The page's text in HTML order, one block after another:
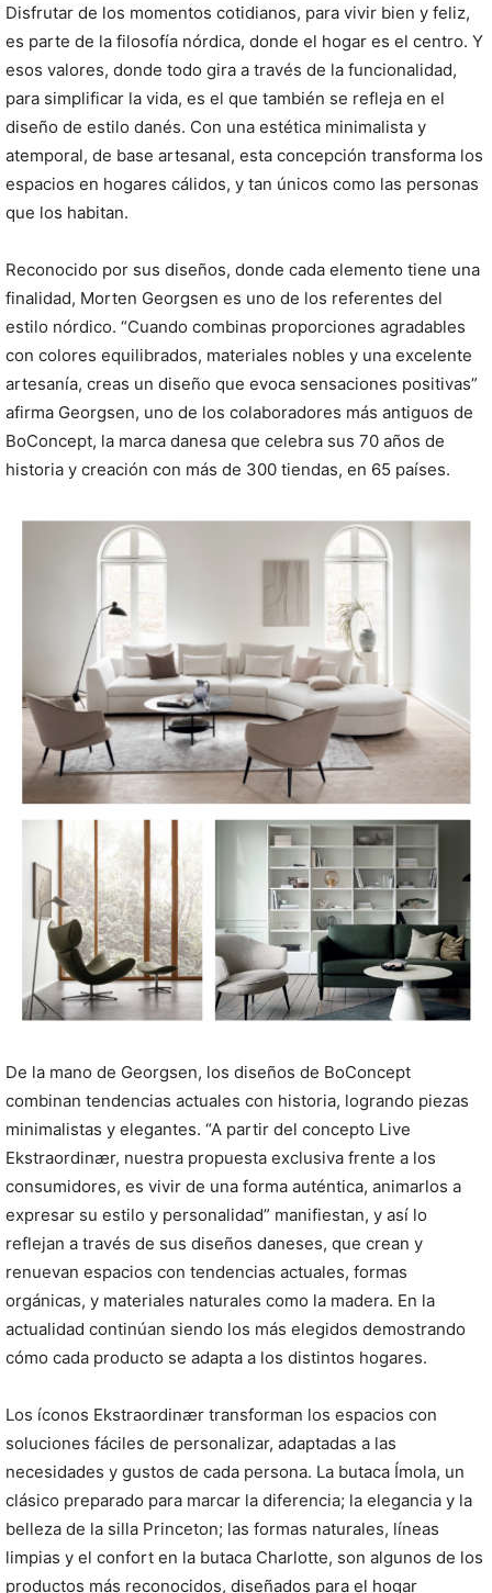
Disfrutar de los momentos cotidianos, para vivir bien y feliz,
es parte de la filosofía nórdica, donde el hogar es el centro. Y
esos valores, donde todo gira a través de la funcionalidad,
para simplificar la vida, es el que también se refleja en el
diseño de estilo danés. Con una estética minimalista y
atemporal, de base artesanal, esta concepción transforma los
espacios en hogares cálidos, y tan únicos como las personas
que los habitan.
Reconocido por sus diseños, donde cada elemento tiene una
finalidad, Morten Georgsen es uno de los referentes del
estilo nórdico. “Cuando combinas proporciones agradables
con colores equilibrados, materiales nobles y una excelente
artesanía, creas un diseño que evoca sensaciones positivas”
afirma Georgsen, uno de los colaboradores más antiguos de
BoConcept, la marca danesa que celebra sus 70 años de
historia y creación con más de 300 tiendas, en 65 países.
De la mano de Georgsen, los diseños de BoConcept
combinan tendencias actuales con historia, logrando piezas
minimalistas y elegantes. “A partir del concepto Live
Ekstraordinær, nuestra propuesta exclusiva frente a los
consumidores, es vivir de una forma auténtica, animarlos a
expresar su estilo y personalidad” manifiestan, y así lo
reflejan a través de sus diseños daneses, que crean y
renuevan espacios con tendencias actuales, formas
orgánicas, y materiales naturales como la madera. En la
actualidad continúan siendo los más elegidos demostrando
cómo cada producto se adapta a los distintos hogares.
Los íconos Ekstraordinær transforman los espacios con
soluciones fáciles de personalizar, adaptadas a las
necesidades y gustos de cada persona. La butaca Ímola, un
clásico preparado para marcar la diferencia; la elegancia y la
belleza de la silla Princeton; las formas naturales, líneas
limpias y el confort en la butaca Charlotte, son algunos de los
productos más reconocidos, diseñados para el hogar